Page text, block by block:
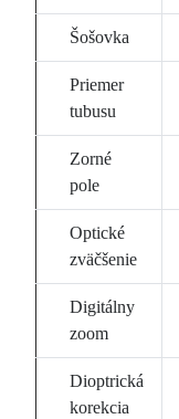
Šošovka
Priemer
tubusu
Zorné
pole
Optické
zväčšenie
Digitálny
zoom
Dioptrická
korekcia